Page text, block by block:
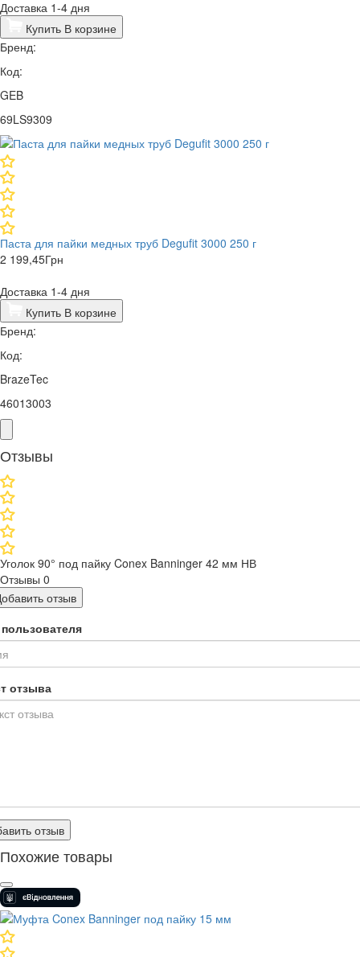
Доставка 1-4 дня
Купить В корзине
Бренд:
Код:
GEB
69LS9309
Паста для пайки медных труб Degufit 3000 250 г
2 199,45Грн
Доставка 1-4 дня
Купить В корзине
Бренд:
Код:
BrazeTec
46013003
Отзывы
Уголок 90° под пайку Conex Banninger 42 мм НВ
Отзывы 0
отзыв
отзыва
отзыв
Похожие товары